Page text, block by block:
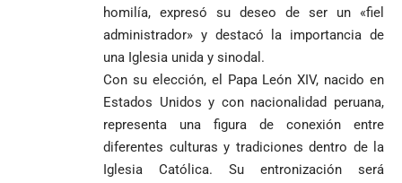
homilía, expresó su deseo de ser un «fiel
administrador» y destacó la importancia de
una Iglesia unida y sinodal.
Con su elección, el Papa León XIV, nacido en
Estados Unidos y con nacionalidad peruana,
representa una figura de conexión entre
diferentes culturas y tradiciones dentro de la
Iglesia Católica. Su entronización será